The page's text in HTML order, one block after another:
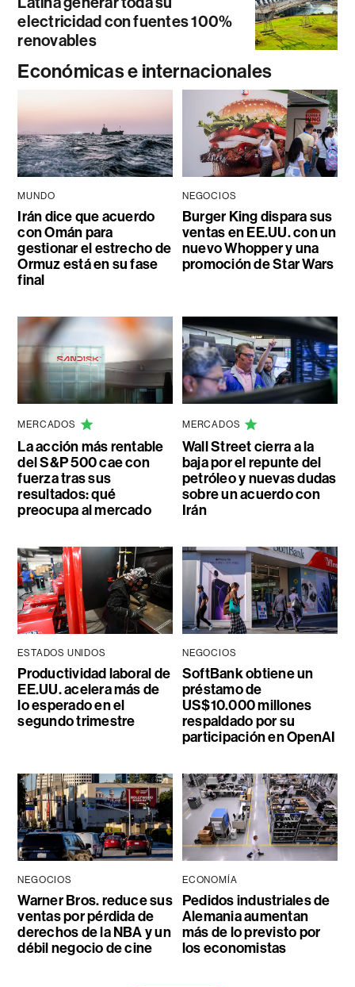
electricidad con fuentes 100%
renovables
Económicas e internacionales
MUNDO
Irán dice que acuerdo
con Omán para
gestionar el estrecho de
Ormuz está en su fase
final
NEGOCIOS
Burger King dispara sus
ventas en EE.UU. con un
nuevo Whopper y una
promoción de Star Wars
MERCADOS
La acción más rentable
del S&P 500 cae con
fuerza tras sus
resultados: qué
preocupa al mercado
MERCADOS
Wall Street cierra a la
baja por el repunte del
petróleo y nuevas dudas
sobre un acuerdo con
Irán
ESTADOS UNIDOS
Productividad laboral de
EE.UU. acelera más de
lo esperado en el
segundo trimestre
NEGOCIOS
SoftBank obtiene un
préstamo de
US$10.000 millones
respaldado por su
participación en OpenAI
NEGOCIOS
Warner Bros. reduce sus
ventas por pérdida de
derechos de la NBA y un
débil negocio de cine
ECONOMÍA
Pedidos industriales de
Alemania aumentan
más de lo previsto por
los economistas